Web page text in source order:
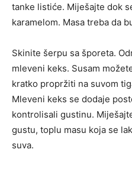
tanke listiće. Miješajte dok
karamelom. Masa treba da
Skinite šerpu sa šporeta.
mleveni keks. Susam
kratko propržiti na suvom
Mleveni keks se dodaje
kontrolisali gustinu.
gustu, toplu masu koja se
suva.